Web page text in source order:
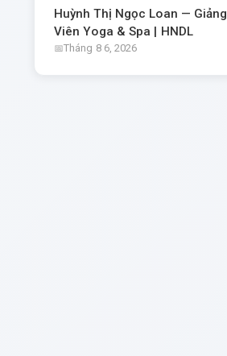
Huỳnh Thị Ngọc Loan — Giảng
Viên Yoga & Spa | HNDL
Tháng 8 6, 2026